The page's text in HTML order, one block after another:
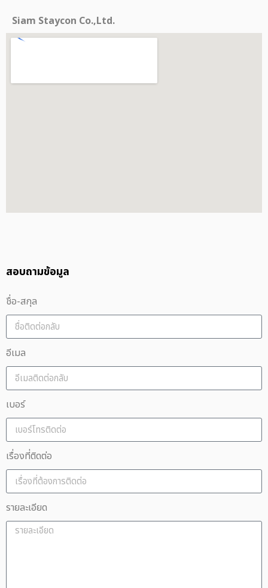
Siam Staycon Co.,Ltd.
สอบถามข้อมูล
ชื่อ-สกุล
อีเมล
เบอร์
เรื่องที่ติดต่อ
รายละเอียด